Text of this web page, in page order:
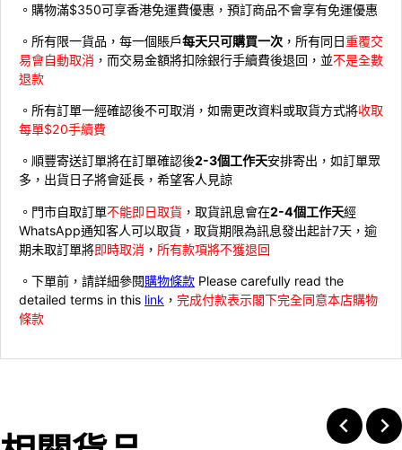
。購物滿$350可享香港免運費優惠，預訂商品不會享有免運優惠
。所有限一貨品，每一個賬戶每天只可購買一次 ，所有同日重覆交
易會自動取消 ，而交易金額將扣除銀行手續費後退回，並不是全數
退款
。所有訂單一經確認後不可取消，如需更改資料或取貨方式將收取
每單$20手續費
。順豐寄送訂單將在訂單確認後2-3個工作天安排寄出，如訂單眾
多，出貨日子將會延長，希望客人見諒
。門市自取訂單不能即日取貨 ，取貨訊息會在2-4個工作天經
WhatsApp通知客人可以取貨，取貨期限為訊息發出起計7天，逾
期未取訂單將即時取消 ， 所有款項將不獲退回
。下單前，請詳細參閱購物條款 Please carefully read the
detailed terms in this link ， 完成付款表示閣下完全同意本店購物
條款